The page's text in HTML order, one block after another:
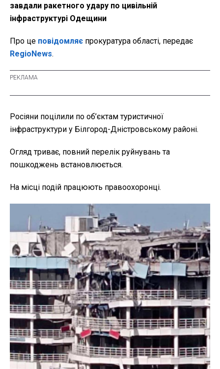
завдали ракетного удару по цивільній
інфраструктурі Одещини
Про це повідомляє прокуратура області, передає
RegioNews.
Росіяни поцілили по об’єктам туристичної
інфраструктури у Білгород-Дністровському районі.
Огляд триває, повний перелік руйнувань та
пошкоджень встановлюється.
На місці подій працюють правоохоронці.